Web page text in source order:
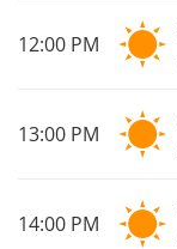
12:00 PM
13:00 PM
14:00 PM